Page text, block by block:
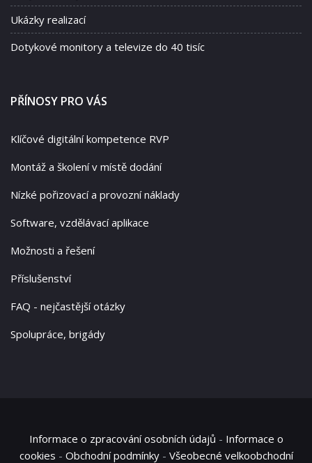
Ukázky realizací
Dotykové monitory a televize do 40 tisíc
PŘÍNOSY PRO VÁS
Klíčové digitální kompetence RVP
Montáž a školení v místě dodání
Nízké pořizovací a provozní náklady
Software, vzdělávací aplikace
Možnosti a řešení
Příslušenství
FAQ - nejčastější otázky
Spolupráce, brigády
Informace o zpracování osobních údajů - Informace o
cookies - Obchodní podmínky- Všeobecné velkoobchodní